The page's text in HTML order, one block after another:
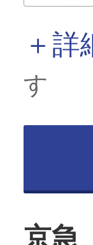
＋詳
す
京急